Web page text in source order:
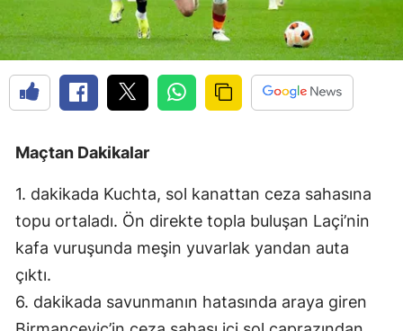
Maçtan Dakikalar
1. dakikada Kuchta, sol kanattan ceza sahasına
topu ortaladı. Ön direkte topla buluşan Laçi’nin
kafa vuruşunda meşin yuvarlak yandan auta
çıktı.
6. dakikada savunmanın hatasında araya giren